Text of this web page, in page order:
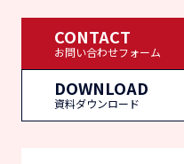
DOWNLOAD
資料ダウンロード
CONTACT
お問い合わせフォーム